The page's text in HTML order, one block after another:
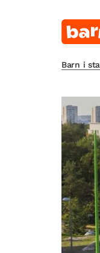
Barn i